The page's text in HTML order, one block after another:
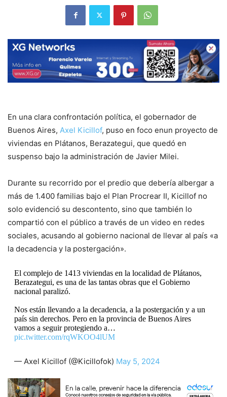
En una clara confrontación política, el gobernador de
Buenos Aires, Axel Kicillof, puso en foco enun proyecto de
viviendas en Plátanos, Berazategui, que quedó en
suspenso bajo la administración de Javier Milei.
Durante su recorrido por el predio que debería albergar a
más de 1.400 familias bajo el Plan Procrear II, Kicillof no
solo evidenció su descontento, sino que también lo
compartió con el público a través de un video en redes
sociales, acusando al gobierno nacional de llevar al país «a
la decadencia y la postergación».
El complejo de 1413 viviendas en la localidad de Plátanos,
Berazategui, es una de las tantas obras que el Gobierno
nacional paralizó.
Nos están llevando a la decadencia, a la postergación y a un
país sin derechos. Pero en la provincia de Buenos Aires
vamos a seguir protegiendo a…
pic.twitter.com/rqWKOO4lUM
— Axel Kicillof (@Kicillofok) May 5, 2024